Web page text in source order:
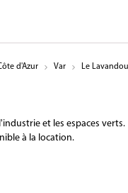
d'Azur Var Le Lavandou
et les espaces
à la location.